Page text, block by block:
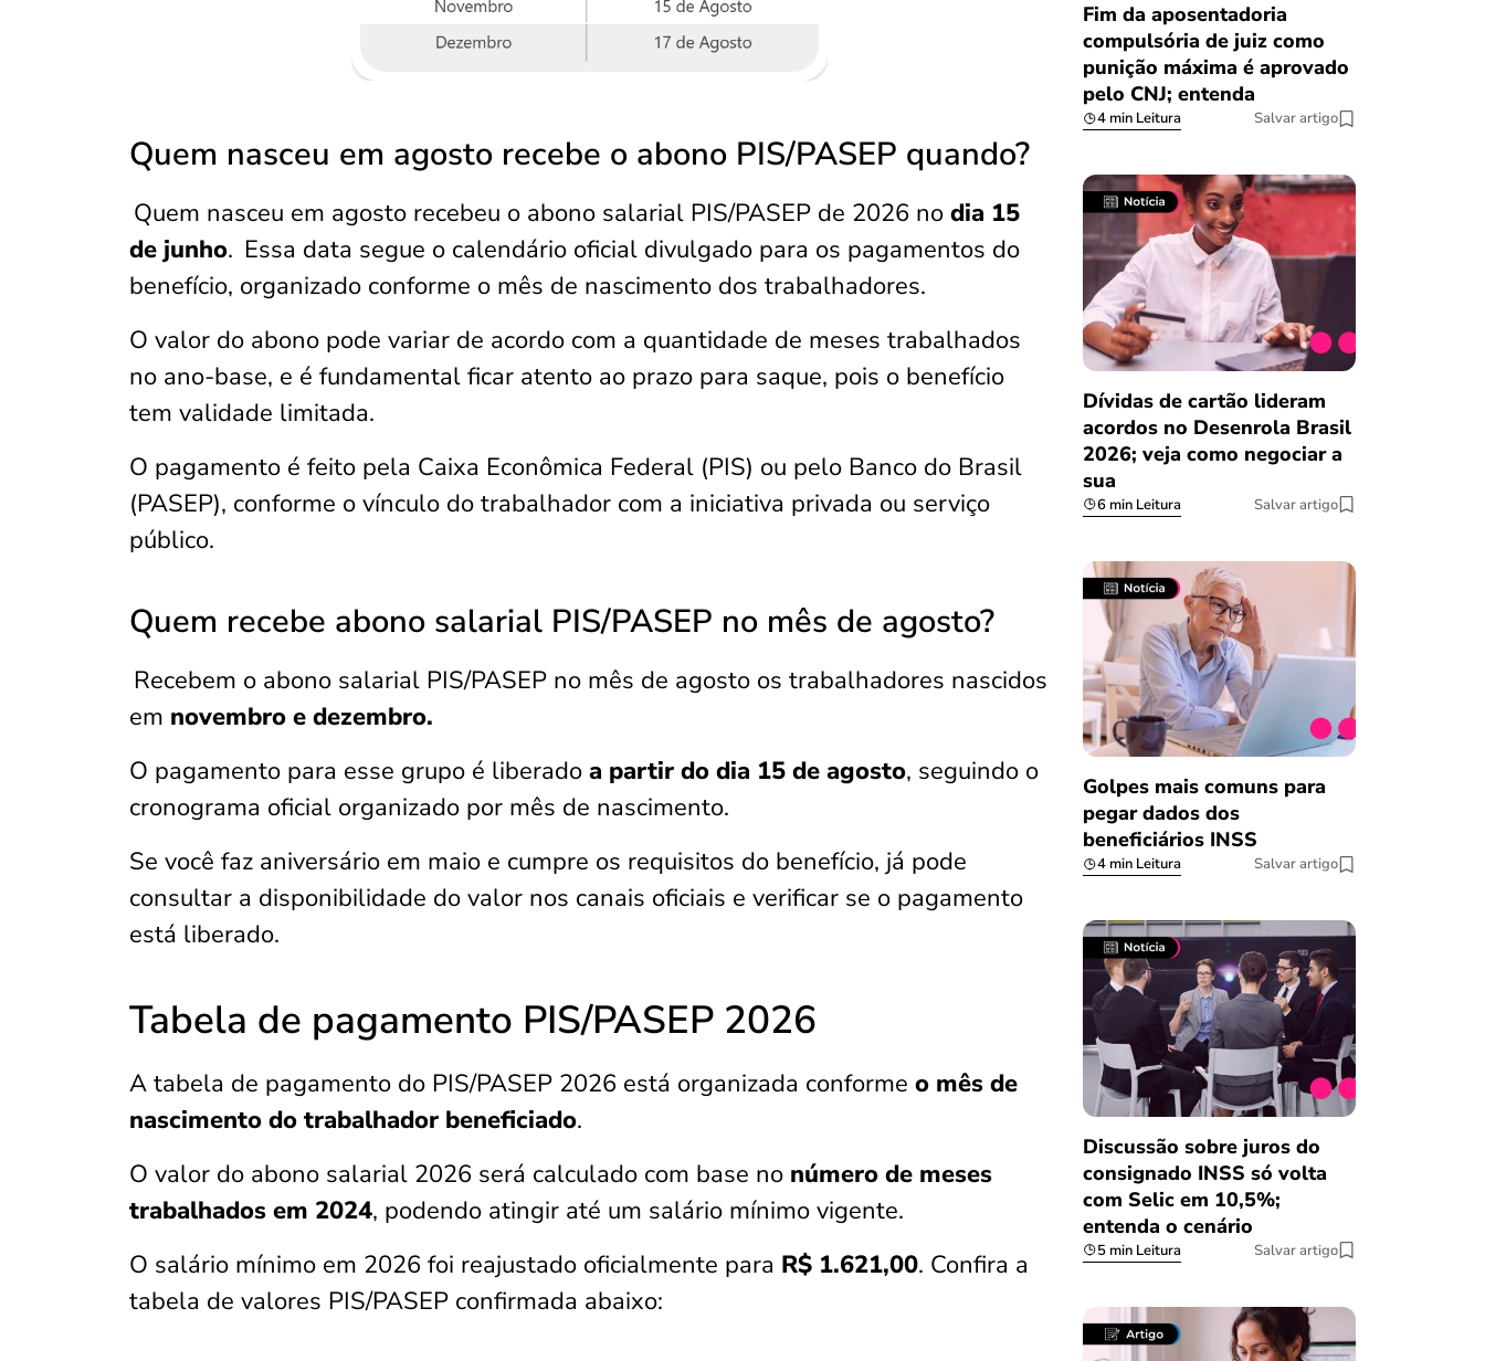
Quem nasceu em agosto recebe o abono PIS/PASEP quando?
Quem nasceu em agosto recebeu o abono salarial PIS/PASEP de 2026 no dia 15
de junho. Essa data segue o calendário oficial divulgado para os pagamentos do
benefício, organizado conforme o mês de nascimento dos trabalhadores.
O valor do abono pode variar de acordo com a quantidade de meses trabalhados
no ano-base, e é fundamental ficar atento ao prazo para saque, pois o benefício
tem validade limitada.
O pagamento é feito pela Caixa Econômica Federal (PIS) ou pelo Banco do Brasil
(PASEP), conforme o vínculo do trabalhador com a iniciativa privada ou serviço
público.
Quem recebe abono salarial PIS/PASEP no mês de agosto?
Recebem o abono salarial PIS/PASEP no mês de agosto os trabalhadores nascidos
em novembro e dezembro.
O pagamento para esse grupo é liberado a partir do dia 15 de agosto, seguindo o
cronograma oficial organizado por mês de nascimento.
Se você faz aniversário em maio e cumpre os requisitos do benefício, já pode
consultar a disponibilidade do valor nos canais oficiais e verificar se o pagamento
está liberado.
Tabela de pagamento PIS/PASEP 2026
A tabela de pagamento do PIS/PASEP 2026 está organizada conforme o mês de
nascimento do trabalhador beneficiado.
O valor do abono salarial 2026 será calculado com base no número de meses
trabalhados em 2024, podendo atingir até um salário mínimo vigente.
O salário mínimo em 2026 foi reajustado oficialmente para R$ 1.621,00. Confira a
tabela de valores PIS/PASEP confirmada abaixo:
Fim da aposentadoria
compulsória de juiz como
punição máxima é aprovado
pelo CNJ; entenda
4 min Leitura Salvar artigo
Dívidas de cartão lideram
acordos no Desenrola Brasil
2026; veja como negociar a
sua
6 min Leitura Salvar artigo
Golpes mais comuns para
pegar dados dos
beneficiários INSS
4 min Leitura Salvar artigo
Discussão sobre juros do
consignado INSS só volta
com Selic em 10,5%;
entenda o cenário
5 min Leitura Salvar artigo